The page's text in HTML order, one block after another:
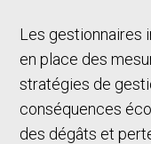
Les gestionnaires
en place des
stratégies de
conséquences
des dégâts et